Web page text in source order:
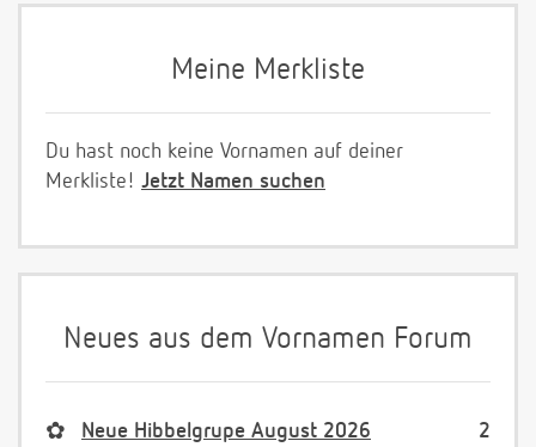
Meine Merkliste
Du hast noch keine Vornamen auf deiner
Merkliste! Jetzt Namen suchen
Neues aus dem Vornamen Forum
2
✿ Neue Hibbelgrupe August 2026